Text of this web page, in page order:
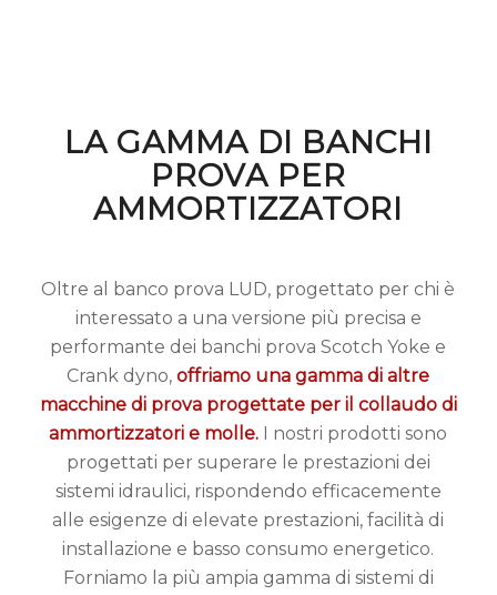
LA GAMMA DI BANCHI
PROVA PER
AMMORTIZZATORI
Oltre al banco prova LUD, progettato per chi è
interessato a una versione più precisa e
performante dei banchi prova Scotch Yoke e
Crank dyno,offriamo una gamma di altre
macchine di prova progettate per il collaudo di
ammortizzatori e molle. I nostri prodotti sono
progettati per superare le prestazioni dei
sistemi idraulici, rispondendo efficacemente
alle esigenze di elevate prestazioni, facilità di
installazione e basso consumo energetico.
Forniamo la più ampia gamma di sistemi di